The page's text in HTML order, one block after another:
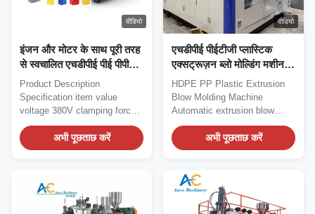
वीडियो
इंजन और मोटर के साथ पूरी तरह
से स्वचालित एचडीपीई पीई पीपी
प्लास्टिक टूलबॉक्स एक्सट्रूज़न
ब्लो मोल्डिंग मशीन
Product Description
Specification item value
voltage 380V clamping force
(kn) 180 output (kg/h)...
अभी पूछताछ करें
वीडियो
एचडीपीई पीईटीजी प्लास्टिक
एक्सट्रूज़न ब्लो मोल्डिंग मशीन
5L 20L जेरीकन बोतल ब्लो
मशीन
HDPE PP Plastic Extrusion
Blow Molding Machine
Automatic extrusion blow
moulding machine for...
अभी पूछताछ करें